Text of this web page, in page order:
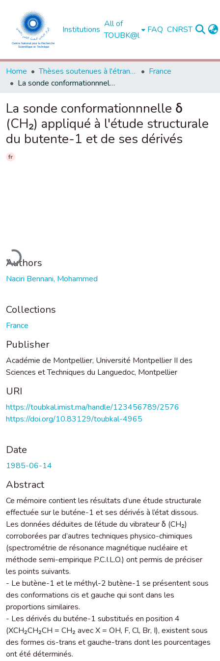
Institutions
All of
TOUBK@l
FAQ CNRST
Home Thèses soutenues à l'étranger
France
La sonde conformationnnelle δ (CH₂) appliqué à l'étude structurale du butente-1 et de ses dérivés
La sonde conformationnnelle δ
(CH₂) appliqué à l'étude structurale
du butente-1 et de ses dérivés
fr
Loading...
Authors
Naciri Bennani, Mohammed
Collections
France
Publisher
Académie de Montpellier, Université Montpellier II des
Sciences et Techniques du Languedoc, Montpellier
URI
https://toubkal.imist.ma/handle/123456789/2576
https://doi.org/10.83129/toubkal-4965
Date
1985-06-14
Abstract
Ce mémoire contient les résultats d’une étude structurale
effectuée sur le buténe-1 et ses dérivés à l’état dissous.
Les données déduites de l’étude du vibrateur δ (CH₂)
corroborées par d’autres techniques physico-chimiques
(spectrométrie de résonance magnétique nucléaire et
méthode semi-empirique P.C.I.L.O.) ont permis de préciser
les points suivants.
- Le butène-1 et le méthyl-2 butène-1 se présentent sous
des conformations cis et gauche qui sont dans les
proportions similaires.
- Les dérivés du buténe-1 substitués en position 4
(XCH₂CH₂CH = CH₂ avec X = OH, F, Cl, Br, I), existent sous
des formes cis-trans et gauche-trans dont les pourcentages
ont été déterminés.